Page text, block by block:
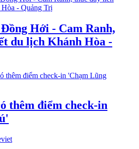
Hới - Cam Ranh,
du lịch Khánh Hòa -
thêm điểm check-in